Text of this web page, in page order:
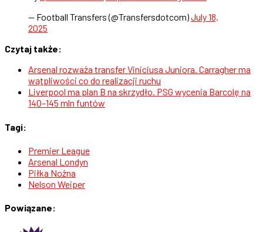
— Football Transfers (@Transfersdotcom)July 18,
2025
Czytaj także:
Arsenal rozważa transfer Viniciusa Juniora. Carragher ma
wątpliwości co do realizacji ruchu
Liverpool ma plan B na skrzydło. PSG wycenia Barcolę na
140–145 mln funtów
Tagi:
Premier League
Arsenal Londyn
Piłka Nożna
Nelson Weiper
Powiązane: